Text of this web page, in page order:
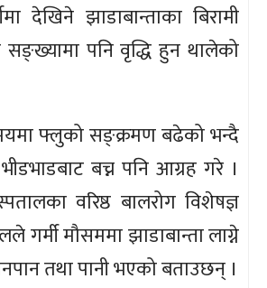
देखिने झाडाबान्ताका बिरामी
पनि वृद्धि हुन थालेको
फ्लुको सङ्क्रमण बढेको भन्दै
बच्न पनि आग्रह गरे ।
वरिष्ठ बालरोग विशेषज्ञ
गर्मी मौसममा झाडाबान्ता लाग्ने
तथा पानी भएको बताउछन् ।